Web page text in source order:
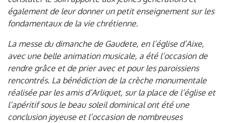
également de leur donner un petit enseignement sur les
fondamentaux de la vie chrétienne.
La messe du dimanche de Gaudete, en l’église d’Aixe,
avec une belle animation musicale, a été l’occasion de
rendre grâce et de prier avec et pour les paroissiens
rencontrés. La bénédiction de la crèche monumentale
réalisée par les amis d’Arliquet, sur la place de l’église et
l’apéritif sous le beau soleil dominical ont été une
conclusion joyeuse et l’occasion de nombreuses